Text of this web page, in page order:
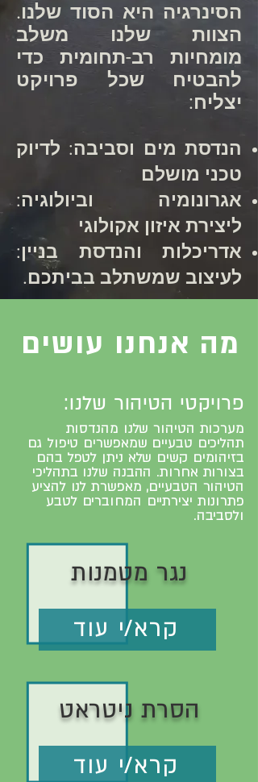
הסינרגיה היא הסוד שלנו.
הצוות שלנו משלב
מומחיות רב-תחומית כדי
להבטיח שכל פרויקט
יצליח:
הנדסת מים וסביבה: לדיוק
טכני מושלם
אגרונומיה וביולוגיה:
ליצירת איזון אקולוגי
אדריכלות והנדסת בניין:
לעיצוב שמשתלב בביתכם.
מה אנחנו עושים
פרויקטי הטיהור שלנו:
מערכות הטיהור שלנו מהנדסות
תהליכים טבעיים שמאפשרים טיפול גם
בזיהומים קשים שלא ניתן לטפל בהם
בצורות אחרות. ההבנה שלנו בתהליכי
הטיהור הטבעיים, מאפשרת לנו להציע
פתרונות יצירתיים המחוברים לטבע
ולסביבה.
נגר מטמנות
קרא/י עוד
הסרת ניטראט
קרא/י עוד